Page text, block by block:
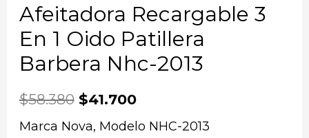
Afeitadora Recargable 3
En 1 Oido Patillera
Barbera Nhc-2013
$58.380 $41.700
Marca Nova, Modelo NHC-2013